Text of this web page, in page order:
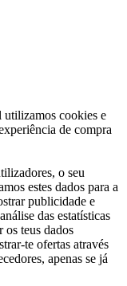
utilizamos cookies e
de compra
o seu
estes dados para a
publicidade e
das estatísticas
os teus dados
te ofertas através
apenas se já